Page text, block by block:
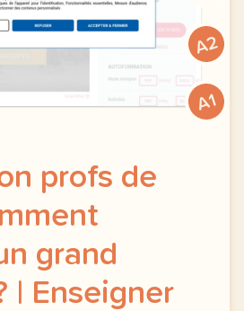
A2
A1
profs de
grand
| Enseigner